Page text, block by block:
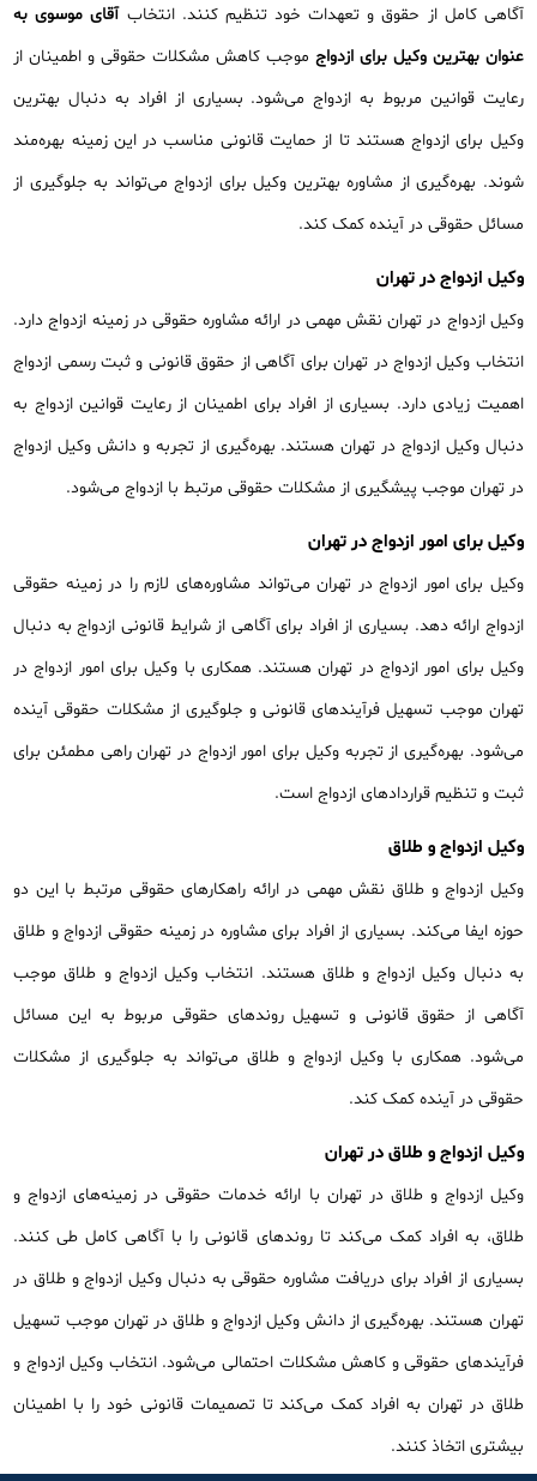
آگاهی کامل از حقوق و تعهدات خود تنظیم کنند. انتخابآقای موسوی به
عنوان بهترین وکیل برای ازدواج موجب کاهش مشکلات حقوقی و اطمینان از
رعایت قوانین مربوط به ازدواج می‌شود. بسیاری از افراد به دنبال بهترین
وکیل برای ازدواج هستند تا از حمایت قانونی مناسب در این زمینه بهره‌مند
شوند. بهره‌گیری از مشاوره بهترین وکیل برای ازدواج می‌تواند به جلوگیری از
مسائل حقوقی در آینده کمک کند.
وکیل ازدواج در تهران
وکیل ازدواج در تهران نقش مهمی در ارائه مشاوره حقوقی در زمینه ازدواج دارد.
انتخاب وکیل ازدواج در تهران برای آگاهی از حقوق قانونی و ثبت رسمی ازدواج
اهمیت زیادی دارد. بسیاری از افراد برای اطمینان از رعایت قوانین ازدواج به
دنبال وکیل ازدواج در تهران هستند. بهره‌گیری از تجربه و دانش وکیل ازدواج
در تهران موجب پیشگیری از مشکلات حقوقی مرتبط با ازدواج می‌شود.
وکیل برای امور ازدواج در تهران
وکیل برای امور ازدواج در تهران می‌تواند مشاوره‌های لازم را در زمینه حقوقی
ازدواج ارائه دهد. بسیاری از افراد برای آگاهی از شرایط قانونی ازدواج به دنبال
وکیل برای امور ازدواج در تهران هستند. همکاری با وکیل برای امور ازدواج در
تهران موجب تسهیل فرآیندهای قانونی و جلوگیری از مشکلات حقوقی آینده
می‌شود. بهره‌گیری از تجربه وکیل برای امور ازدواج در تهران راهی مطمئن برای
ثبت و تنظیم قراردادهای ازدواج است.
وکیل ازدواج و طلاق
وکیل ازدواج و طلاق نقش مهمی در ارائه راهکارهای حقوقی مرتبط با این دو
حوزه ایفا می‌کند. بسیاری از افراد برای مشاوره در زمینه حقوقی ازدواج و طلاق
به دنبال وکیل ازدواج و طلاق هستند. انتخاب وکیل ازدواج و طلاق موجب
آگاهی از حقوق قانونی و تسهیل روندهای حقوقی مربوط به این مسائل
می‌شود. همکاری با وکیل ازدواج و طلاق می‌تواند به جلوگیری از مشکلات
حقوقی در آینده کمک کند.
وکیل ازدواج و طلاق در تهران
وکیل ازدواج و طلاق در تهران با ارائه خدمات حقوقی در زمینه‌های ازدواج و
طلاق، به افراد کمک می‌کند تا روندهای قانونی را با آگاهی کامل طی کنند.
بسیاری از افراد برای دریافت مشاوره حقوقی به دنبال وکیل ازدواج و طلاق در
تهران هستند. بهره‌گیری از دانش وکیل ازدواج و طلاق در تهران موجب تسهیل
فرآیندهای حقوقی و کاهش مشکلات احتمالی می‌شود. انتخاب وکیل ازدواج و
طلاق در تهران به افراد کمک می‌کند تا تصمیمات قانونی خود را با اطمینان
بیشتری اتخاذ کنند.